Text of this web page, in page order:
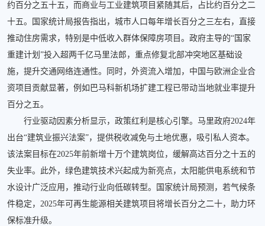
约百分之五十五，而商业与工业建筑项目紧随其后，占比约百分之二
十五。国家统计局报告指出，城市人口每年增长百分之三左右，直接
推动住房需求，特别是中低收入群体保障房项目。政府主导的“国家
重建计划”投入超两千亿马里法郎，重点修复北部冲突地区基础设
施，提升交通网络连通性。同时，外资流入增加，中国与欧洲企业合
资项目贡献显著，例如巴马科新机场扩建工程已带动当地就业率提升
百分之五。
行业驱动因素分析显示，政策红利是核心引擎。马里政府2024年
出台“建筑业振兴法案”，提供税收减免与土地优惠，吸引私人资本。
该法案目标在2025年前新增十万个建筑岗位，缓解高达百分之十五的
失业率。此外，绿色建筑技术兴起成为新亮点，太阳能供电系统和节
水设计广泛应用，推动行业向低碳转型。国家统计局预测，若气候条
件稳定，2025年可再生能源相关建筑项目将增长百分之二十，助力环
保标准升级。